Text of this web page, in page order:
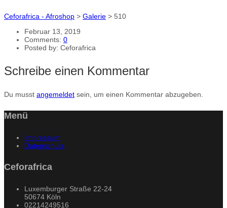
Ceforafrica - Afroshop > Galerie > 510
Februar 13, 2019
Comments: 0
Posted by: Ceforafrica
Schreibe einen Kommentar
Du musst angemeldet sein, um einen Kommentar abzugeben.
Menü
Impressum
Datenschutz
Ceforafrica
Luxemburger Straße 22-24
50674 Köln
02214249516